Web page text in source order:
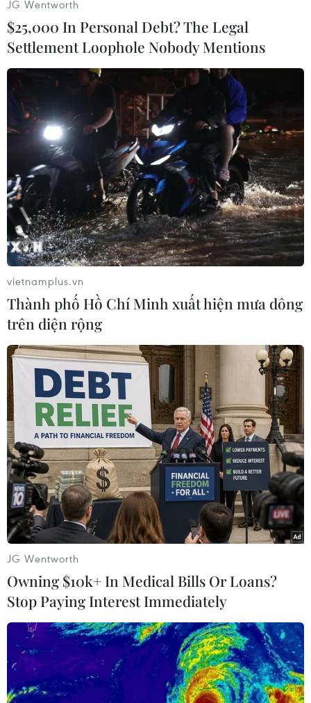
Nhà lãnh đạo Triều Tiên Kim Jong Un thăm Đại học Chính trị
Kim Nhật Thành ở Bình Nhưỡng ngày 24/2/2025. (Ảnh:
Yonhap/TTXVN)
Nhà lãnh đạo Triều Tiên Kim Jong Un thăm Đại học Chính trị
Kim Nhật Thành ở Bình Nhưỡng ngày 24/2/2025. (Ảnh:
Yonhap/TTXVN)
Nhà lãnh đạo Triều Tiên Kim Jong Un thăm Đại học Chính trị
Kim Nhật Thành ở Bình Nhưỡng ngày 24/2/2025. (Ảnh:
Yonhap/TTXVN)
JG Wentworth
$25,000 In Personal Debt? The Legal
Settlement Loophole Nobody Mentions
vietnamplus.vn
Thành phố Hồ Chí Minh xuất hiện mưa dông
trên diện rộng
JG Wentworth
Owning $10k+ In Medical Bills Or Loans?
Stop Paying Interest Immediately